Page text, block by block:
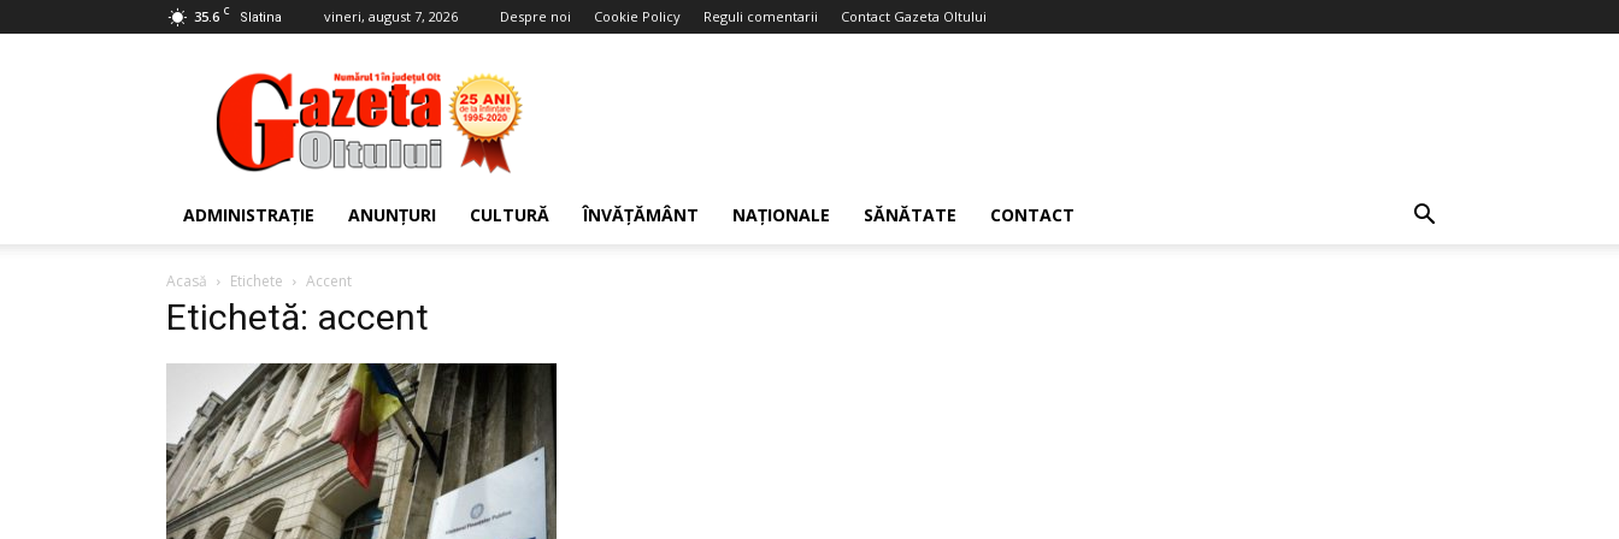
35.6 C Slatina vineri, august 7, 2026 Despre noi Cookie Policy Reguli comentarii Contact Gazeta Oltului
Gazeta
Oltului
ADMINISTRAȚIE ANUNȚURI CULTURĂ ÎNVĂȚĂMÂNT NAȚIONALE SĂNĂTATE CONTACT
Acasă Etichete Accent
Etichetă: accent